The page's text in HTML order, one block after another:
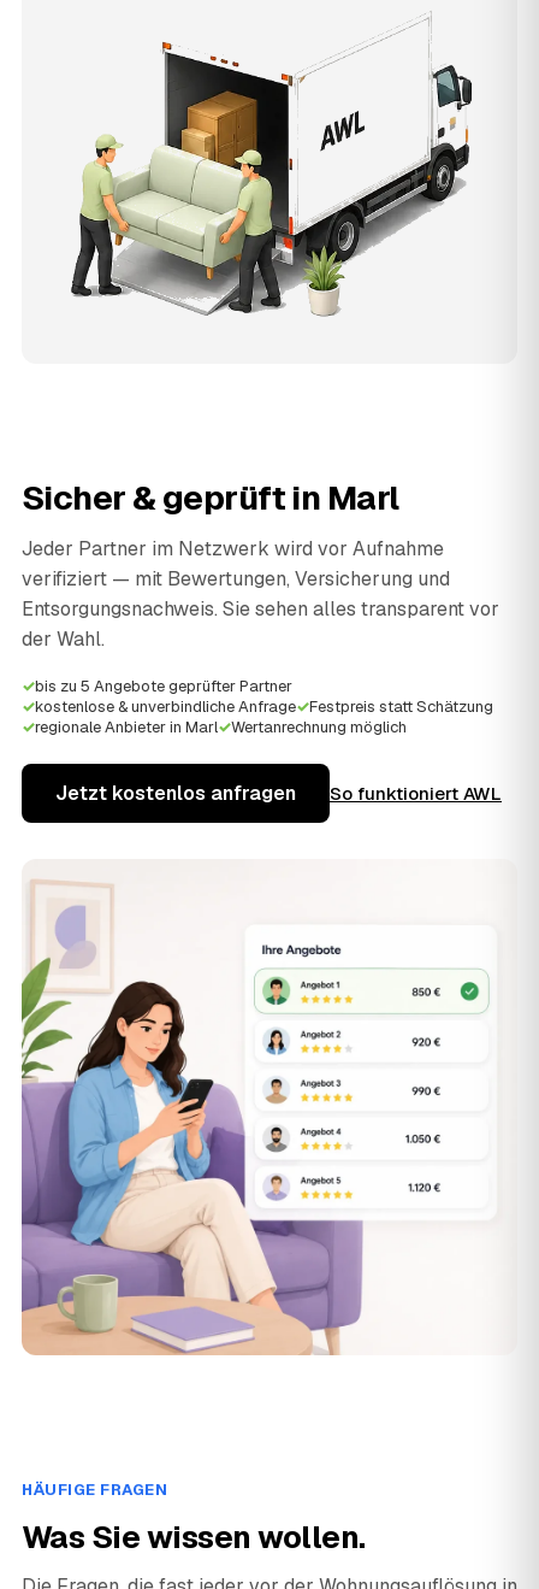
Sicher & geprüft in Marl
Jeder Partner im Netzwerk wird vor Aufnahme
verifiziert — mit Bewertungen, Versicherung und
Entsorgungsnachweis. Sie sehen alles transparent vor
der Wahl.
✓bis zu 5 Angebote geprüfter Partner
✓kostenlose & unverbindliche Anfrage✓Festpreis statt Schätzung
✓regionale Anbieter in Marl✓Wertanrechnung möglich
Jetzt kostenlos anfragen So funktioniert AWL
HÄUFIGE FRAGEN
Was Sie wissen wollen.